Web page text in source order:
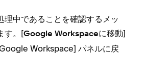
理中であることを確認するメ⁠ッ
す⁠。[⁠Google Workspaceに移動⁠]
Workspace⁠] パネルに戻